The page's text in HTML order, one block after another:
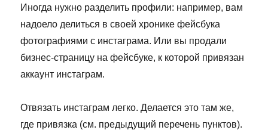
Иногда нужно разделить профили: например, вам
надоело делиться в своей хронике фейсбука
фотографиями с инстаграма. Или вы продали
бизнес-страницу на фейсбуке, к которой привязан
аккаунт инстаграм.
Отвязать инстаграм легко. Делается это там же,
где привязка (см. предыдущий перечень пунктов).